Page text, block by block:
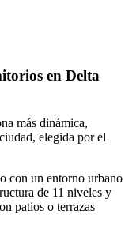
en Delta
más dinámica,
elegida por el
con un entorno urbano
de 11 niveles y
patios o terrazas